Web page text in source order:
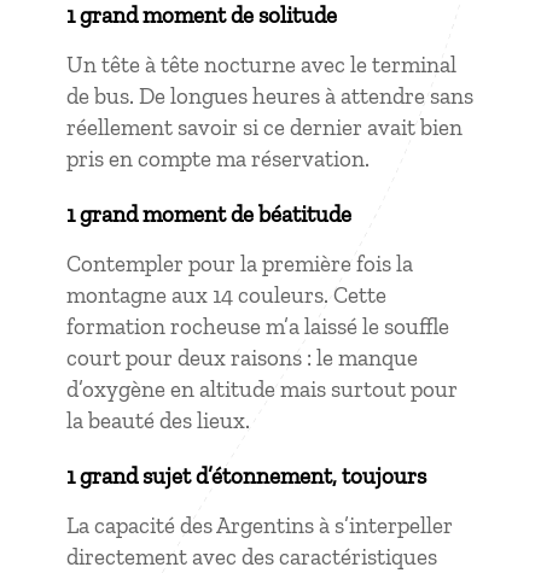
1 grand moment de solitude
Un tête à tête nocturne avec le terminal
de bus. De longues heures à attendre sans
réellement savoir si ce dernier avait bien
pris en compte ma réservation.
1 grand moment de béatitude
Contempler pour la première fois la
montagne aux 14 couleurs. Cette
formation rocheuse m’a laissé le souffle
court pour deux raisons : le manque
d’oxygène en altitude mais surtout pour
la beauté des lieux.
1 grand sujet d’étonnement, toujours
La capacité des Argentins à s’interpeller
directement avec des caractéristiques